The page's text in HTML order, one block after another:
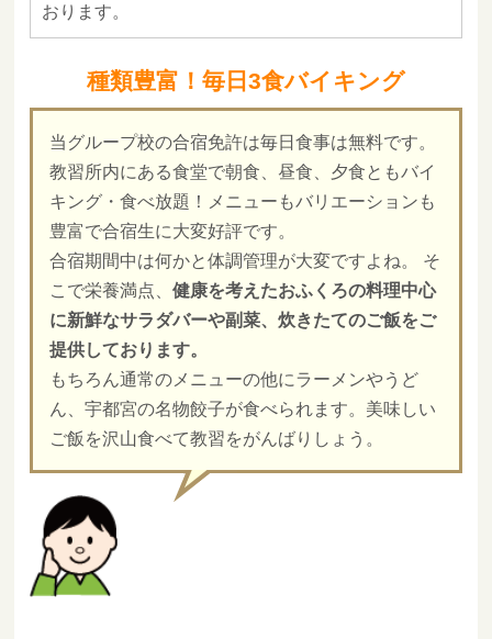
おります。
種類豊富！毎日3食バイキング
当グループ校の合宿免許は毎日食事は無料です。
教習所内にある食堂で朝食、昼食、夕食ともバイ
キング・食べ放題！メニューもバリエーションも
豊富で合宿生に大変好評です。
合宿期間中は何かと体調管理が大変ですよね。 そ
こで栄養満点、 健康を考えたおふくろの料理中心
に新鮮なサラダバーや副菜、炊きたてのご飯をご
提供しております。
もちろん通常のメニューの他にラーメンやうど
ん、宇都宮の名物餃子が食べられます。美味しい
ご飯を沢山食べて教習をがんばりしょう。